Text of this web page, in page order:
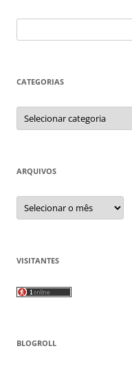
por:
CATEGORIAS
Categorias
ARQUIVOS
Arquivos
VISITANTES
BLOGROLL